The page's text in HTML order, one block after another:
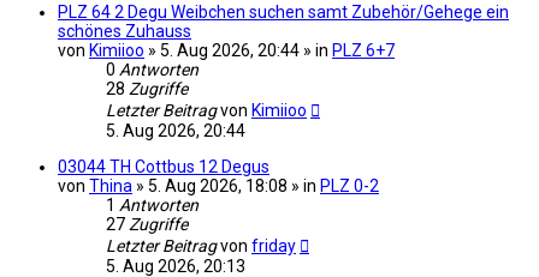
PLZ 64 2 Degu Weibchen suchen samt Zubehör/Gehege ein
schönes Zuhauss
von Kimiioo » 5. Aug 2026, 20:44 » in PLZ 6+7
0 Antworten
28 Zugriffe
Letzter Beitragvon Kimiioo
5. Aug 2026, 20:44
03044 TH Cottbus 12 Degus
von Thina » 5. Aug 2026, 18:08 » in PLZ 0-2
1 Antworten
27 Zugriffe
Letzter Beitragvon friday
5. Aug 2026, 20:13